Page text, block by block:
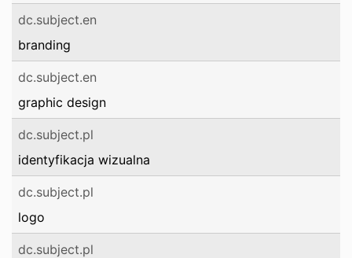
dc.subject.en
branding
dc.subject.en
graphic design
dc.subject.pl
identyfikacja wizualna
dc.subject.pl
logo
dc.subject.pl